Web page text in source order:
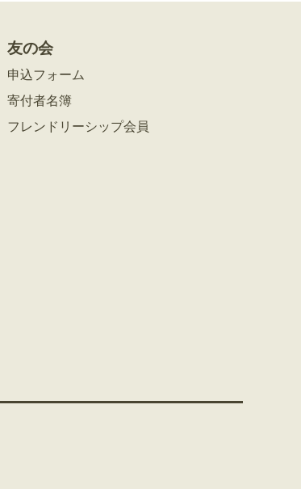
友の会
申込フォーム
寄付者名簿
フレンドリーシップ会員